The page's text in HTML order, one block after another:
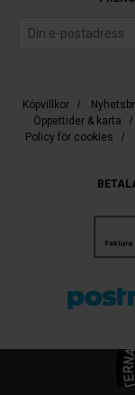
Köpvillkor /
Öppettider & karta
Policy för cookies /